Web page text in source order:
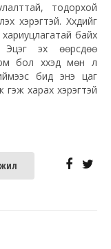
тодорхой
хэрэгтэй. Хүүхдийг
байх
эх өөрсдөө
бол хүүхэд мөн л
бид энэ цаг
гэж харах хэрэгтэй